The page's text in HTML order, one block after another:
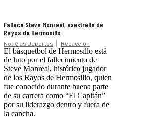
Fallece Steve Monreal, exestrella de
Rayos de Hermosillo
Noticias Deportes Redacción
El básquetbol de Hermosillo está
de luto por el fallecimiento de
Steve Monreal, histórico jugador
de los Rayos de Hermosillo, quien
fue conocido durante buena parte
de su carrera como “El Capitán”
por su liderazgo dentro y fuera de
la cancha.